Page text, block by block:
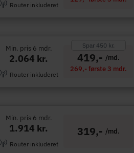
Router inkluderet
Min. pris 6 mdr.
2.064 kr.
Router inkluderet
Spar 450 kr.
419,- /md.
269,- første 3 mdr.
Min. pris 6 mdr.
1.914 kr.
Router inkluderet
319,- /md.